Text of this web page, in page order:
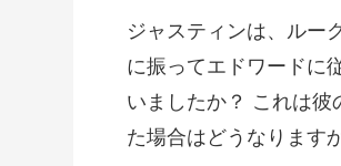
エドワードに
いましたか？ こ